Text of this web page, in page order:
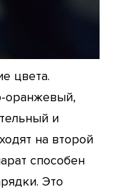
цвета.
оранжевый,
и
на второй
способен
Это